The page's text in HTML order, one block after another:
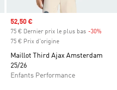
Prix soldé
52,50 €
75 € Dernier prix le plus bas -30%
75 € Prix d'origine
Maillot Third Ajax Amsterdam
25/26
Enfants Performance